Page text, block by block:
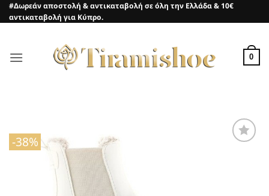
Μετάβαση
στο
#Δωρεάν αποστολή & αντικαταβολή σε όλη την Ελλάδα & 10€
αντικαταβολή για Κύπρο.
0
-38%